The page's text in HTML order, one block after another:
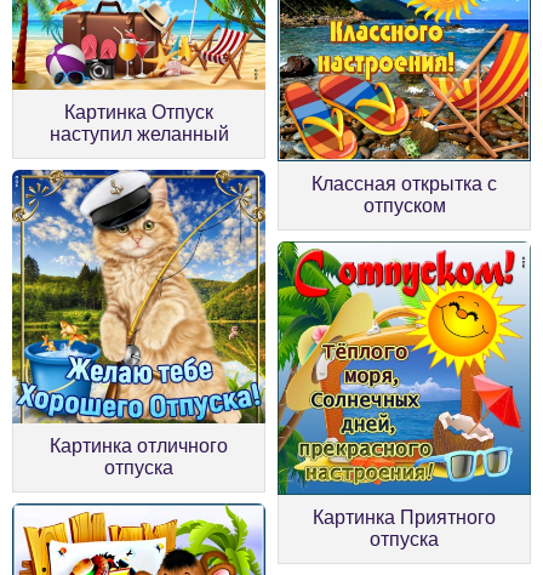
Картинка Отпуск
наступил желанный
Классная открытка с
отпуском
Картинка отличного
отпуска
Картинка Приятного
отпуска